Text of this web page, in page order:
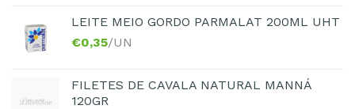
LEITE MEIO GORDO PARMALAT 200ML UHT
€0,35/UN
FILETES DE CAVALA NATURAL MANNÁ
120GR